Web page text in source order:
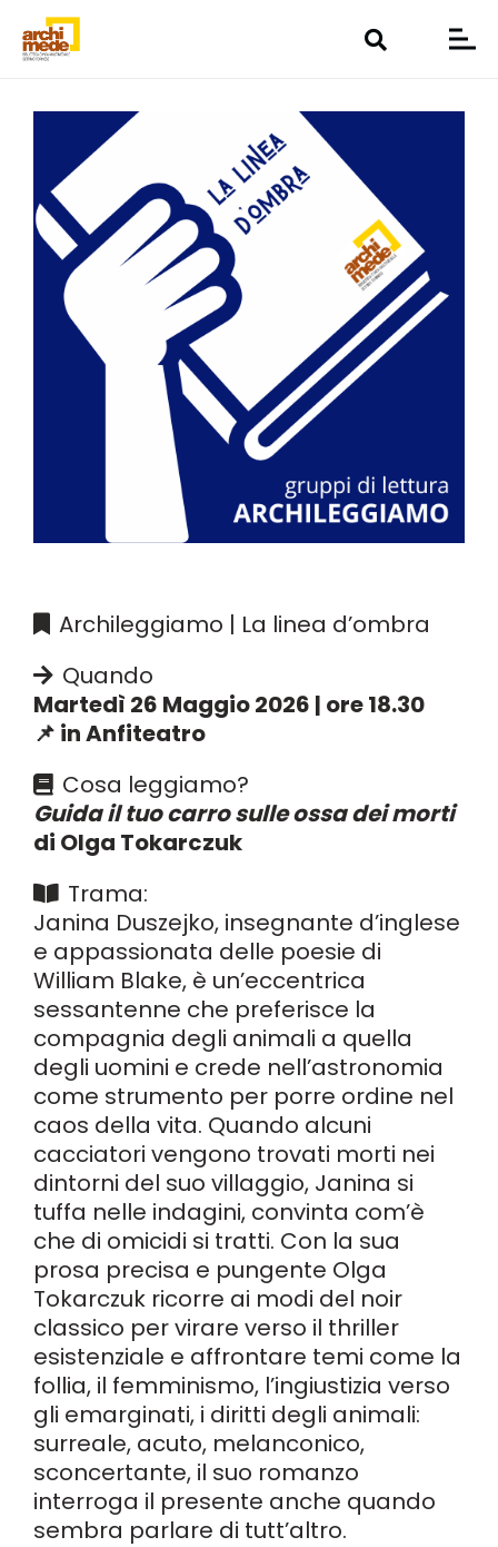
Archileggiamo | La linea d’ombra
Quando
Martedì 26 Maggio 2026 | ore 18.30
📌 in Anfiteatro
Cosa leggiamo?
Guida il tuo carro sulle ossa dei morti
di Olga Tokarczuk
Trama:
Janina Duszejko, insegnante d’inglese
e appassionata delle poesie di
William Blake, è un’eccentrica
sessantenne che preferisce la
compagnia degli animali a quella
degli uomini e crede nell’astronomia
come strumento per porre ordine nel
caos della vita. Quando alcuni
cacciatori vengono trovati morti nei
dintorni del suo villaggio, Janina si
tuffa nelle indagini, convinta com’è
che di omicidi si tratti. Con la sua
prosa precisa e pungente Olga
Tokarczuk ricorre ai modi del noir
classico per virare verso il thriller
esistenziale e affrontare temi come la
follia, il femminismo, l’ingiustizia verso
gli emarginati, i diritti degli animali:
surreale, acuto, melanconico,
sconcertante, il suo romanzo
interroga il presente anche quando
sembra parlare di tutt’altro.